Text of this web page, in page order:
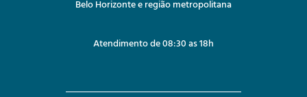
Belo Horizonte e região metropolitana
Atendimento de 08:30 as 18h